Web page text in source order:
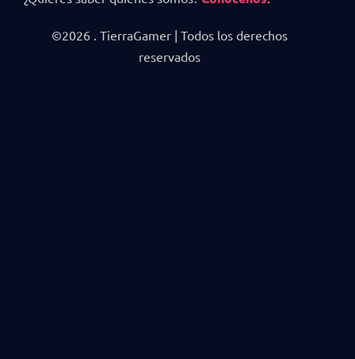
©2026 . TierraGamer | Todos los derechos
reservados